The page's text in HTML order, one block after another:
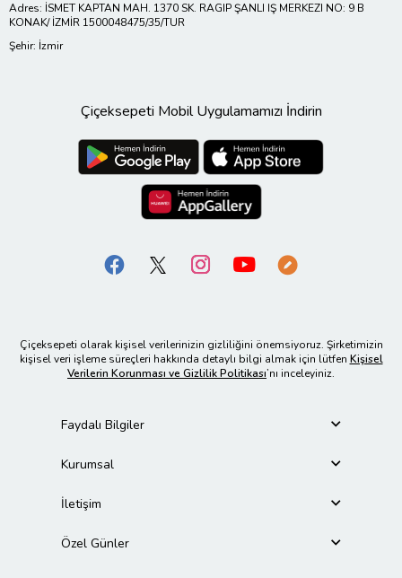
Adres: İSMET KAPTAN MAH. 1370 SK. RAGIP ŞANLI IŞ MERKEZI NO: 9 B
KONAK/ İZMİR 1500048475/35/TUR
Şehir: İzmir
Çiçeksepeti Mobil Uygulamamızı İndirin
Çiçeksepeti olarak kişisel verilerinizin gizliliğini önemsiyoruz. Şirketimizin
kişisel veri işleme süreçleri hakkında detaylı bilgi almak için lütfen Kişisel
Verilerin Korunması ve Gizlilik Politikası’nı inceleyiniz.
Faydalı Bilgiler
Kurumsal
İletişim
Özel Günler